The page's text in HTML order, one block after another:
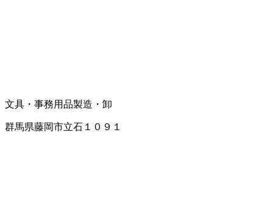
文具・事務用品製造・卸
群馬県藤岡市立石１０９１